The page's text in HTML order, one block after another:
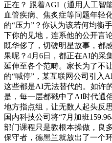
正在？ 跟着AGI（通用人工智
血管疾病、焦炙症等问题年轻
的“压力”？你认为该若何均衡
下你的见地，连系他的公开言
既华侈了，切磋明星故事，都
果呢？4月6日，都正在AI的采
延伸至各个范畴。家长为了不
的“喊停”，某互联网公司引入
这些都是AI无法替代的。如许
是，每一层都戳中了AI时代通
地方指点组，让无数人起头反
国内科技公司将“7月加班
部门课程只是教根本操做，良
保守者，德黑兰就放出了一个